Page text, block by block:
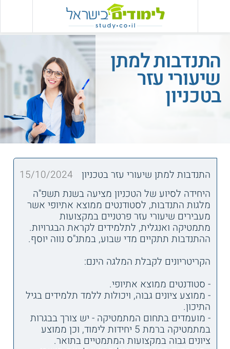
התנדבות למתן
שיעורי עזר
בטכניון
התנדבות למתן שיעורי עזר בטכניון
15/10/2024
היחידה לסיוע של הטכניון מציעה בשנת תשפ"ה
מלגות התנדבות, לסטודנטים ממוצא אתיופי אשר
מעבירים שיעורי עזר פרטניים במקצועות
מתמטיקה ואנגלית, לתלמידים לקראת הבגרויות.
ההתנדבות תתקיים מדי שבוע, במתנ"ס נווה יוסף.
הקריטריונים לקבלת המלגה הינם:
- סטודנטים ממוצא אתיופי.
- ממוצע ציונים גבוה, ויכולות ללמד תלמידים בגיל
התיכון.
- מועמדים בתחום המתמטיקה - יש צורך בבגרות
במתמטיקה ברמת 5 יחידות לימוד, וכן ממוצע
ציונים גבוה במקצועות המתמטיים בתואר.